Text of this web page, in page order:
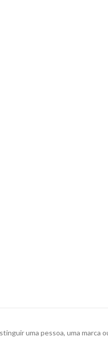
uma pessoa, uma marca